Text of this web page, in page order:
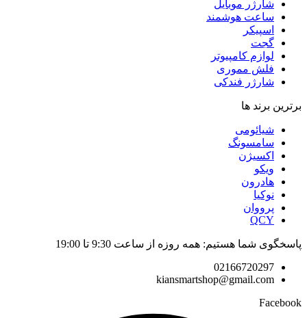
شارژر موبایل
ساعت هوشمند
اسپیکر
گجت
لوازم کامپیوتر
فلش مموری
شارژر فندکی
برترین برند ها
شیائومی
سامسونگ
اکسیژن
ویکو
هادرون
نوکیا
پرووان
QCY
پاسخگوی شما هستیم: همه روزه از ساعت 9:30 تا 19:00
02166720297
kiansmartshop@gmail.com
Facebook